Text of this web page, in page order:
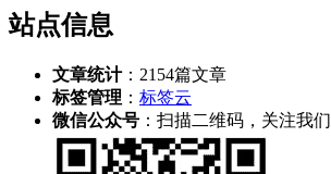
站点信息
文章统计： 2154篇文章
标签管理 ： 标签云
微信公众号 ：扫描二维码，关注我们